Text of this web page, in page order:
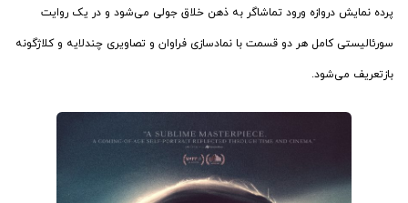
پرده نمایش دروازه ورود تماشاگر به ذهن خلاق جولی می‌شود و در یک روایت
سورئالیستی کامل هر دو قسمت با نمادسازی فراوان و تصاویری چندلایه و کلاژگونه
بازتعریف می‌شود.